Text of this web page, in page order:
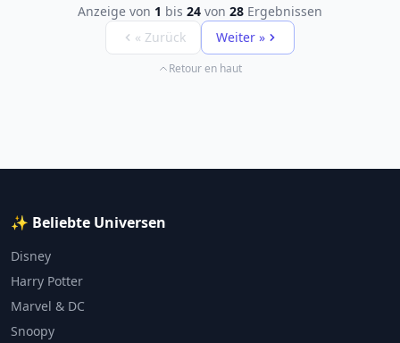
Anzeige von 1 bis 24 von 28 Ergebnissen
« Zurück
Weiter »
Retour en haut
✨ Beliebte Universen
Disney
Harry Potter
Marvel & DC
Snoopy